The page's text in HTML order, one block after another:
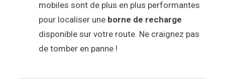
mobiles sont de plus en plus performantes
pour localiser une borne de recharge
disponible sur votre route. Ne craignez pas
de tomber en panne !